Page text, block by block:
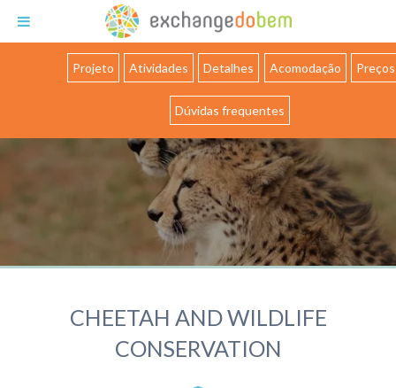
Projeto Atividades Detalhes Acomodação Preços
Dúvidas frequentes
CHEETAH AND WILDLIFE
CONSERVATION
Exchange do Bem